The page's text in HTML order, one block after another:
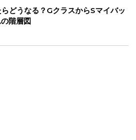
どうなる？GクラスからSマイバッ
階層図